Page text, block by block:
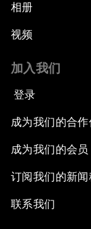
相册
视频
加入我们
登录
成为我们的合
成为我们的会员
订阅我们的新闻
联系我们